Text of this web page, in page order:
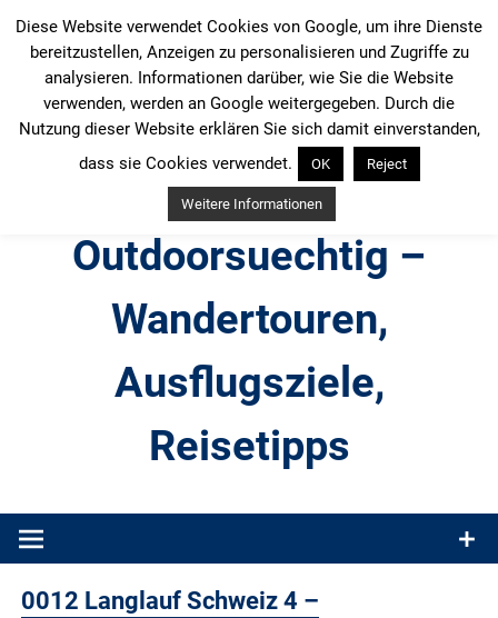
Inhalt
springen
Outdoorsuechtig –
Wandertouren,
Ausflugsziele,
Reisetipps
Produkttests und Buchrezensionen. Ein Blog für alle, die gern
0012 Langlauf Schweiz 4 –
Diese Website verwendet Cookies von Google, um ihre Dienste
bereitzustellen, Anzeigen zu personalisieren und Zugriffe zu
analysieren. Informationen darüber, wie Sie die Website
verwenden, werden an Google weitergegeben. Durch die
Nutzung dieser Website erklären Sie sich damit einverstanden,
dass sie Cookies verwendet.
OK Reject
Weitere Informationen